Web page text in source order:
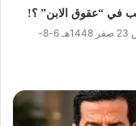
في “عقوق الابن” ؟!
الخميس 23 صفر 1448هـ 6-8-